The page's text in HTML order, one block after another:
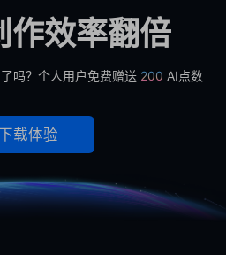
作效率翻倍
吗？个人用户免费赠送 200 AI点数
下载体验